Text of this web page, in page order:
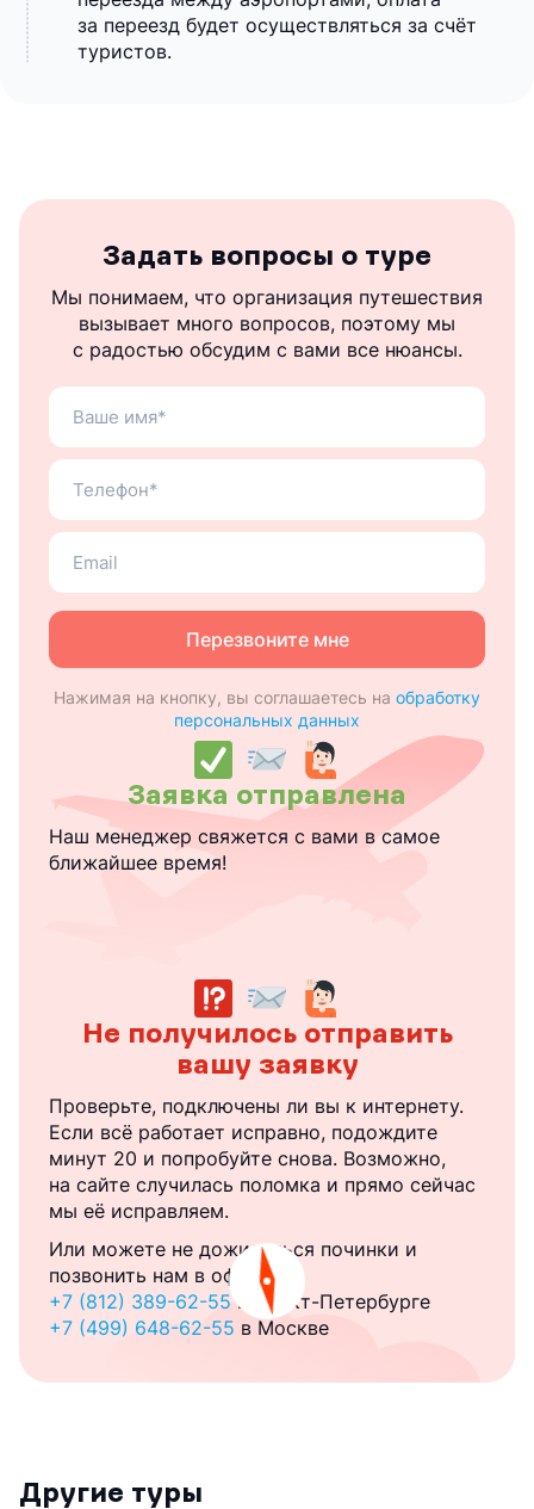
за переезд будет осуществляться за счёт
туристов.
Задать вопросы о туре
Мы понимаем, что организация путешествия
вызывает много вопросов, поэтому мы
с радостью обсудим с вами все нюансы.
Ваше
Ваш
Ваш
Перезвоните мне
Нажимая на кнопку, вы соглашаетесь на обработку
персональных данных
Заявка отправлена
Наш менеджер свяжется с вами в самое
ближайшее время!
Не получилось отправить
вашу заявку
Проверьте, подключены ли вы к интернету.
Если всё работает исправно, подождите
минут 20 и попробуйте снова. Возможно,
на сайте случилась поломка и прямо сейчас
мы её исправляем.
Или можете не дожидаться починки и
позвонить нам в офис:
+7 (812) 389-62-55в Санкт-Петербурге
+7 (499) 648-62-55 в Москве
Другие туры